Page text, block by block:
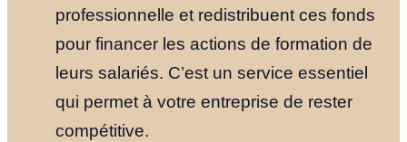
professionnelle et redistribuent ces fonds
pour financer les actions de formation de
leurs salariés. C’est un service essentiel
qui permet à votre entreprise de rester
compétitive.